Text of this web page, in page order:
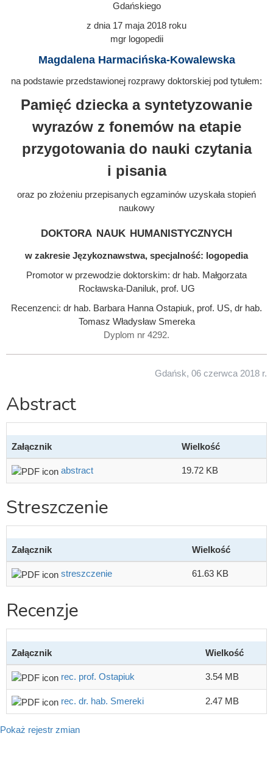
Gdańskiego
z dnia 17 maja 2018 roku
mgr logopedii
Magdalena Harmacińska-Kowalewska
na podstawie przedstawionej rozprawy doktorskiej pod tytułem:
Pamięć dziecka a syntetyzowanie
wyrazów z fonemów na etapie
przygotowania do nauki czytania
i pisania
oraz po złożeniu przepisanych egzaminów uzyskała stopień
naukowy
doktora nauk humanistycznych
w zakresie Językoznawstwa, specjalność: logopedia
Promotor w przewodzie doktorskim: dr hab. Małgorzata
Rocławska-Daniluk, prof. UG
Recenzenci: dr hab. Barbara Hanna Ostapiuk, prof. US, dr hab.
Tomasz Władysław Smereka
Dyplom nr 4292.
Gdańsk, 06 czerwca 2018 r.
Abstract
Załącznik Wielkość
abstract 19.72 KB
Streszczenie
Załącznik Wielkość
streszczenie 61.63 KB
Recenzje
Załącznik Wielkość
rec. prof. Ostapiuk 3.54 MB
rec. dr. hab. Smereki 2.47 MB
Pokaż rejestr zmian